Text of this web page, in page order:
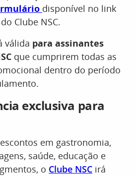
disponível no link
Clube NSC.
válida para assinantes
que cumprirem todas as
dentro do período
exclusiva para
em gastronomia,
saúde, educação e
o Clube NSC irá